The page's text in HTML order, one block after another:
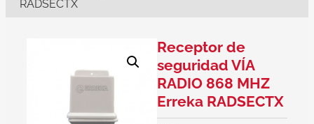
RADSECTX
Receptor de
seguridad VÍA
RADIO 868 MHZ
Erreka RADSECTX